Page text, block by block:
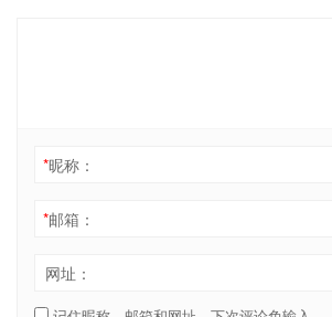
*昵称：
*邮箱：
网址：